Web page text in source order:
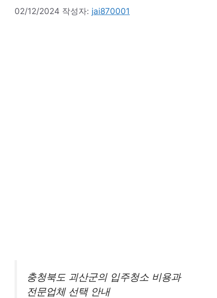
02/12/2024 작성자: jai870001
충청북도 괴산군의 입주청소 비용과
전문업체 선택 안내